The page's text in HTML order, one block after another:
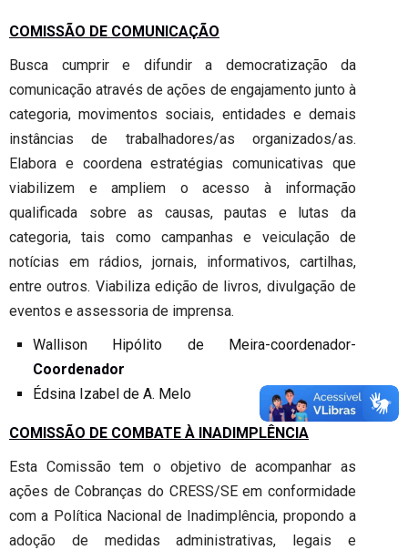
COMISSÃO DE COMUNICAÇÃO
Busca cumprir e difundir a democratização da
comunicação através de ações de engajamento junto à
categoria, movimentos sociais, entidades e demais
instâncias de trabalhadores/as organizados/as.
Elabora e coordena estratégias comunicativas que
viabilizem e ampliem o acesso à informação
qualificada sobre as causas, pautas e lutas da
categoria, tais como campanhas e veiculação de
notícias em rádios, jornais, informativos, cartilhas,
entre outros. Viabiliza edição de livros, divulgação de
eventos e assessoria de imprensa.
Wallison Hipólito de Meira-coordenador-
Coordenador
Édsina Izabel de A. Melo
COMISSÃO DE COMBATE À INADIMPLÊNCIA
Esta Comissão tem o objetivo de acompanhar as
ações de Cobranças do CRESS/SE em conformidade
com a Política Nacional de Inadimplência, propondo a
adoção de medidas administrativas, legais e